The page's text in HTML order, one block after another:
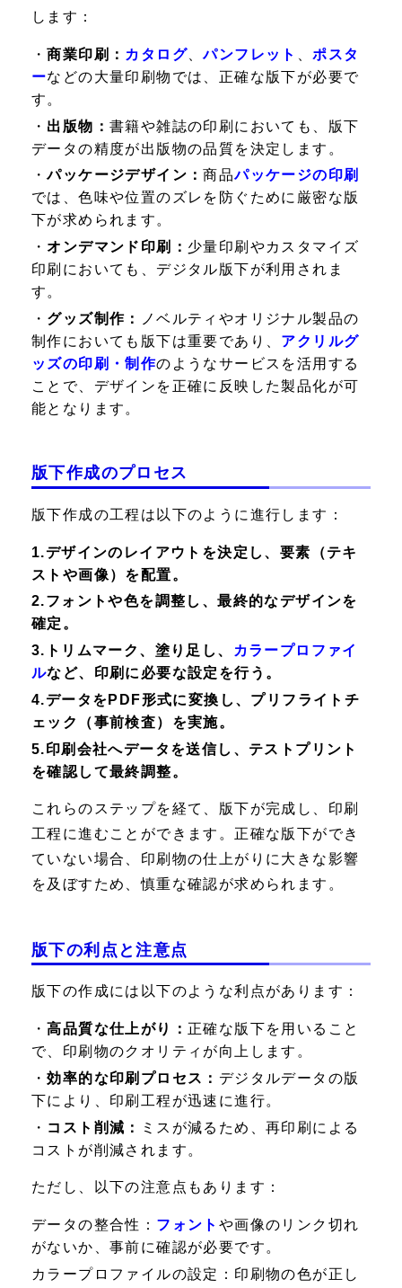
します：
・商業印刷： カタログ 、パンフレット 、ポスタ
ーなどの大量印刷物では、正確な版下が必要で
す。
・ 出版物：書籍や雑誌の印刷においても、版下
データの精度が出版物の品質を決定します。
・パッケージデザイン：商品パッケージの印刷
では、色味や位置のズレを防ぐために厳密な版
下が求められます。
・オンデマンド印刷： 少量印刷やカスタマイズ
印刷においても、デジタル版下が利用されま
す。
・ グッズ制作：
ノベルティやオリジナル製品の
制作においても版下は重要であり、 アクリルグ
ッズの印刷・制作のようなサービスを活用する
ことで、デザインを正確に反映した製品化が可
能となります。
版下作成のプロセス
版下作成の工程は以下のように進行します：
1.デザインのレイアウトを決定し、要素（テキ
ストや画像）を配置。
2.フォントや色を調整し、最終的なデザインを
確定。
3.トリムマーク、塗り足し、
カラープロファイ
ルなど、印刷に必要な設定を行う。
4.データをPDF形式に変換し、プリフライトチ
ェック（事前検査）を実施。
5.印刷会社へデータを送信し、テストプリント
を確認して最終調整。
これらのステップを経て、版下が完成し、印刷
工程に進むことができます。正確な版下ができ
ていない場合、印刷物の仕上がりに大きな影響
を及ぼすため、慎重な確認が求められます。
版下の利点と注意点
版下の作成には以下のような利点があります：
・高品質な仕上がり： 正確な版下を用いること
で、印刷物のクオリティが向上します。
・効率的な印刷プロセス： デジタルデータの版
下により、印刷工程が迅速に進行。
・ コスト削減：
ミスが減るため、再印刷による
コストが削減されます。
ただし、以下の注意点もあります：
データの整合性： フォント や画像のリンク切れ
がないか、事前に確認が必要です。
カラープロファイルの設定： 印刷物の色が正し